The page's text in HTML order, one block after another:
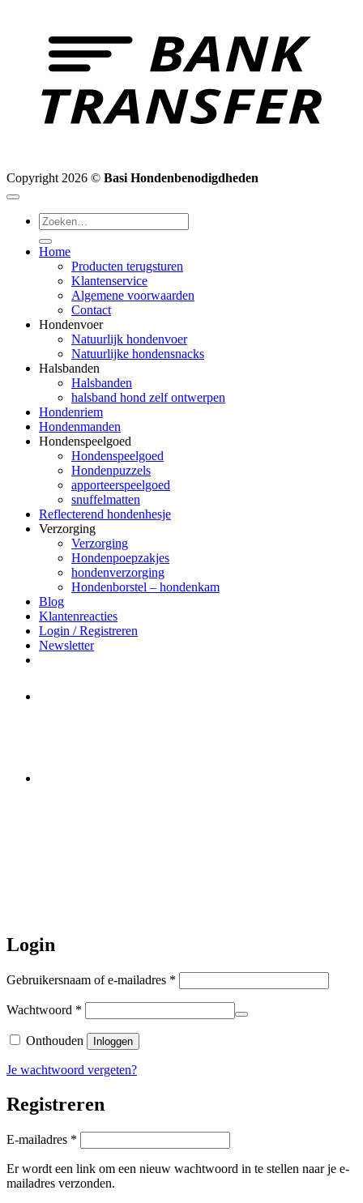
Copyright 2026 © Basi Hondenbenodigdheden
Zoeken
naar:
Home
Producten terugsturen
Klantenservice
Algemene voorwaarden
Contact
Hondenvoer
Natuurlijk hondenvoer
Natuurlijke hondensnacks
Halsbanden
Halsbanden
halsband hond zelf ontwerpen
Hondenriem
Hondenmanden
Hondenspeelgoed
Hondenspeelgoed
Hondenpuzzels
apporteerspeelgoed
snuffelmatten
Reflecterend hondenhesje
Verzorging
Verzorging
Hondenpoepzakjes
hondenverzorging
Hondenborstel – hondenkam
Blog
Klantenreacties
Login / Registreren
Newsletter
Login
Gebruikersnaam of e-mailadres *
Wachtwoord *
Onthouden Inloggen
Je wachtwoord vergeten?
Registreren
E-mailadres *
Er wordt een link om een nieuw wachtwoord in te stellen naar je e-
mailadres verzonden.